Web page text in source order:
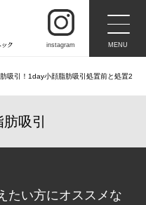
instagram MENU
吸引！1day小顔脂肪吸引処置前と処置2
吸引
たい方にオススメな